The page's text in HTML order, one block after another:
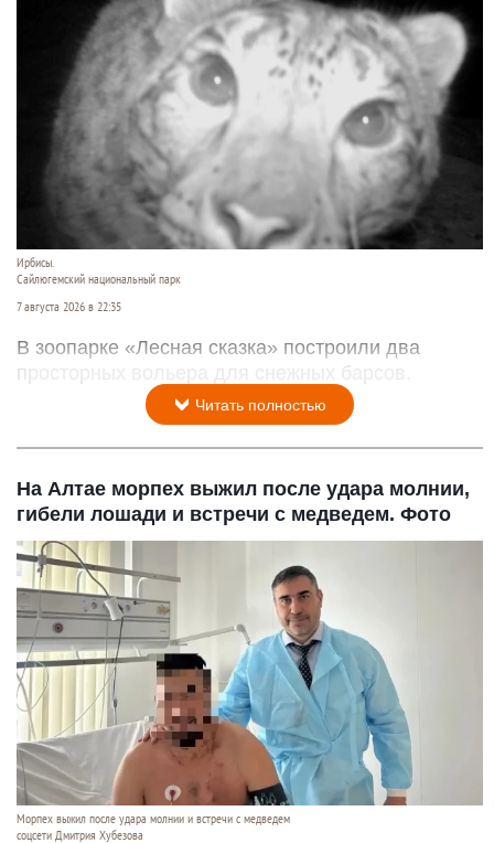
Ирбисы.
Сайлюгемский национальный парк
7 августа 2026 в 22:35
В зоопарке «Лесная сказка» построили два
просторных вольера для снежных барсов.
Читать полностью
На Алтае морпех выжил после удара молнии,
гибели лошади и встречи с медведем. Фото
Морпех выжил после удара молнии и встречи с медведем
соцсети Дмитрия Хубезова